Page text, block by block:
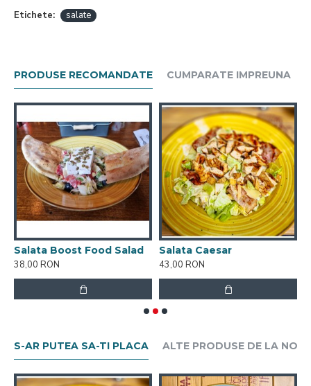
Etichete: salate
PRODUSE RECOMANDATE CUMPARATE IMPREUNA
Salata Boost Food Salad
38,00 RON
Salata Caesar
43,00 RON
S-AR PUTEA SA-TI PLACA ALTE PRODUSE DE LA NOI